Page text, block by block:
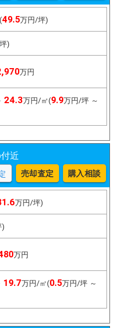
49.5万円/坪)
)
万円
24.3万円/㎡(9.9万円/坪 ～
近
売却査定 購入相談
万円/坪)
)
万円
19.7万円/㎡(0.5万円/坪 ～